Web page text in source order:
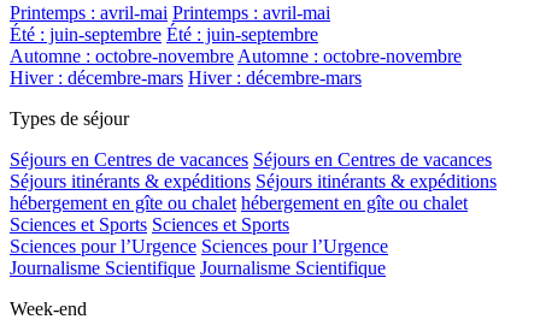
Printemps : avril-mai Printemps : avril-mai
Été : juin-septembre Été : juin-septembre
Automne : octobre-novembre Automne : octobre-novembre
Hiver : décembre-mars Hiver : décembre-mars
Types de séjour
Séjours en Centres de vacances Séjours en Centres de vacances
Séjours itinérants & expéditions Séjours itinérants & expéditions
hébergement en gîte ou chalet hébergement en gîte ou chalet
Sciences et Sports Sciences et Sports
Sciences pour l’Urgence Sciences pour l’Urgence
Journalisme Scientifique Journalisme Scientifique
Week-end